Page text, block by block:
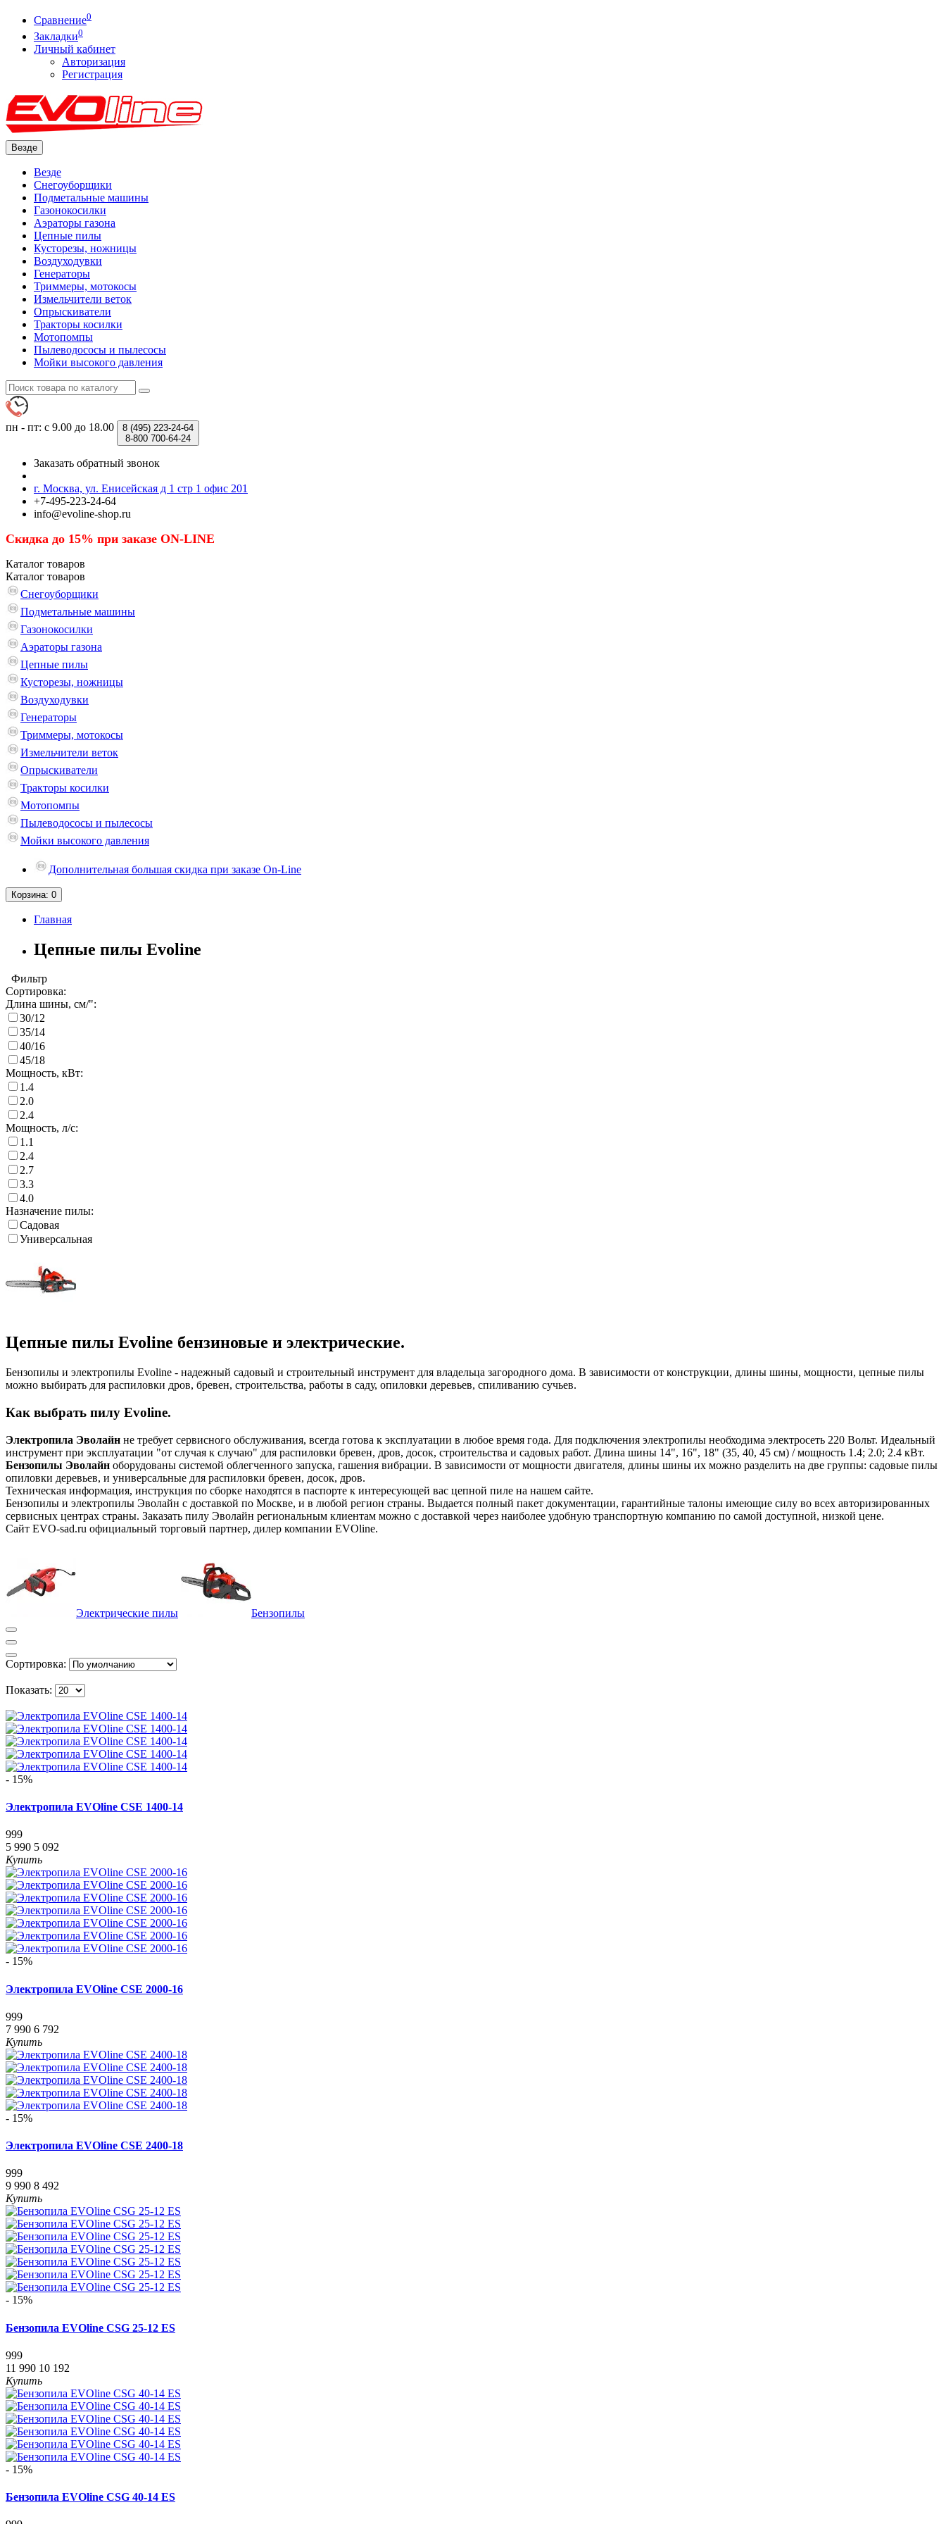
Сравнение0
Закладки0
Личный кабинет
Авторизация
Регистрация
Везде
Везде
Снегоуборщики
Подметальные машины
Газонокосилки
Аэраторы газона
Цепные пилы
Кусторезы, ножницы
Воздуходувки
Генераторы
Триммеры, мотокосы
Измельчители веток
Опрыскиватели
Тракторы косилки
Мотопомпы
Пылеводососы и пылесосы
Мойки высокого давления
пн - пт: с 9.00 до 18.00 8 (495) 223-24-64
8-800 700-64-24
Заказать обратный звонок
г. Москва, ул. Енисейская д 1 стр 1 офис 201
+7-495-223-24-64
info@evoline-shop.ru
Скидка до 15% при заказе ON-LINE
Каталог товаров
Каталог товаров
Снегоуборщики
Подметальные машины
Газонокосилки
Аэраторы газона
Цепные пилы
Кусторезы, ножницы
Воздуходувки
Генераторы
Триммеры, мотокосы
Измельчители веток
Опрыскиватели
Тракторы косилки
Мотопомпы
Пылеводососы и пылесосы
Мойки высокого давления
Дополнительная большая скидка при заказе On-Line
Корзина: 0
Главная
Цепные пилы Evoline
Фильтр
Сортировка:
Длина шины, см/":
30/12
35/14
40/16
45/18
Мощность, кВт:
1.4
2.0
2.4
Мощность, л/с:
1.1
2.4
2.7
3.3
4.0
Назначение пилы:
Садовая
Универсальная
Цепные пилы Evoline бензиновые и электрические.
Бензопилы и электропилы Evoline - надежный садовый и строительный инструмент для владельца загородного дома. В зависимости от конструкции, длины шины, мощности, цепные пилы
можно выбирать для распиловки дров, бревен, строительства, работы в саду, опиловки деревьев, спиливанию сучьев.
Как выбрать пилу Evoline.
Электропила Эволайн не требует сервисного обслуживания, всегда готова к эксплуатации в любое время года. Для подключения электропилы необходима электросеть 220 Вольт. Идеальный
инструмент при эксплуатации "от случая к случаю" для распиловки бревен, дров, досок, строительства и садовых работ. Длина шины 14", 16", 18" (35, 40, 45 см) / мощность 1.4; 2.0; 2.4 кВт.
Бензопилы Эволайн оборудованы системой облегченного запуска, гашения вибрации. В зависимости от мощности двигателя, длины шины их можно разделить на две группы: садовые пилы
опиловки деревьев, и универсальные для распиловки бревен, досок, дров.
Техническая информация, инструкция по сборке находятся в паспорте к интересующей вас цепной пиле на нашем сайте.
Бензопилы и электропилы Эволайн с доставкой по Москве, и в любой регион страны. Выдается полный пакет документации, гарантийные талоны имеющие силу во всех авторизированных
сервисных центрах страны. Заказать пилу Эволайн региональным клиентам можно с доставкой через наиболее удобную транспортную компанию по самой доступной, низкой цене.
Сайт EVO-sad.ru официальный торговый партнер, дилер компании EVOline.
Электрические пилы Бензопилы
Сортировка:
Показать:
- 15%
Электропила EVOline CSE 1400-14
999
5 990 5 092
Купить
- 15%
Электропила EVOline CSE 2000-16
999
7 990 6 792
Купить
- 15%
Электропила EVOline CSE 2400-18
999
9 990 8 492
Купить
- 15%
Бензопила EVOline CSG 25-12 ES
999
11 990 10 192
Купить
- 15%
Бензопила EVOline CSG 40-14 ES